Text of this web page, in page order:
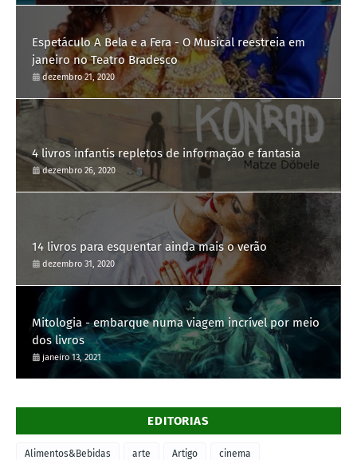
Espetáculo A Bela e a Fera - O Musical reestreia em
janeiro no Teatro Bradesco
dezembro 21, 2020
4 livros infantis repletos de informação e fantasia
dezembro 26, 2020
14 livros para esquentar ainda mais o verão
dezembro 31, 2020
Mitologia - embarque numa viagem incrível por meio
dos livros
janeiro 13, 2021
EDITORIAS
Alimentos&Bebidas arte Artigo cinema